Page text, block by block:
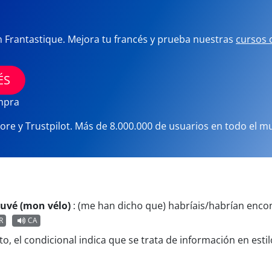
Mejora tu francés y prueba nuestras cursos
y Trustpilot. Más de 8.000.000 de usuarios en todo el
(mon vélo) : (me han dicho que) habríais/habrían
CA
el condicional indica que se trata de información en